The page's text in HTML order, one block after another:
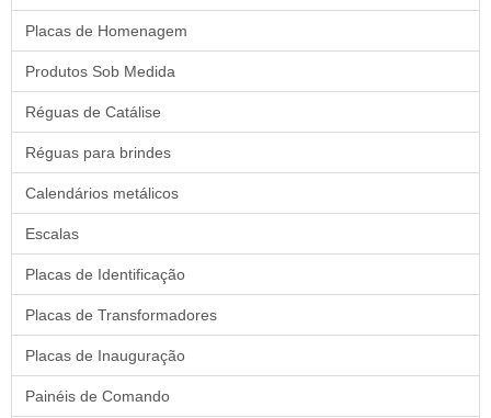
Placas de Homenagem
Produtos Sob Medida
Réguas de Catálise
Réguas para brindes
Calendários metálicos
Escalas
Placas de Identificação
Placas de Transformadores
Placas de Inauguração
Painéis de Comando